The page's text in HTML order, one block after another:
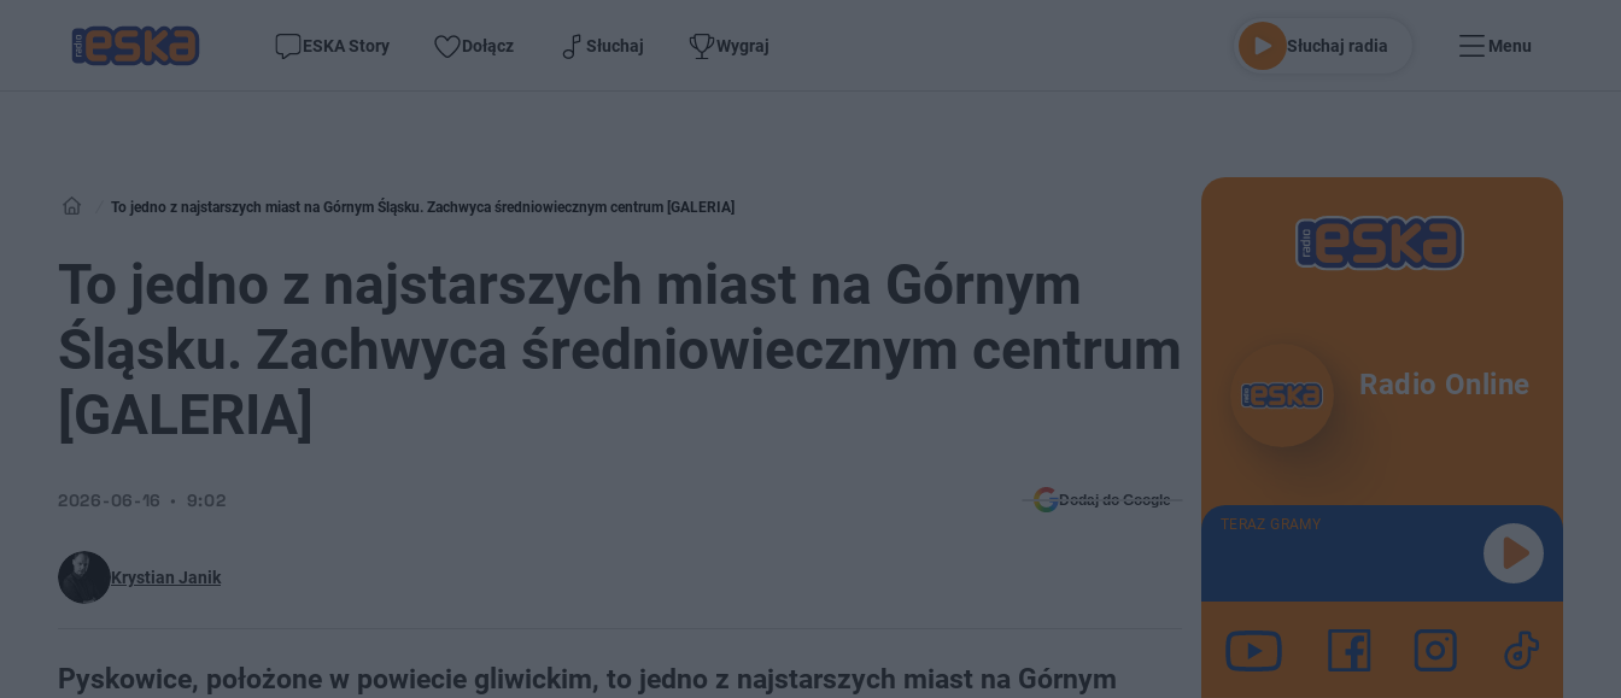
ESKA Story Dołącz Słuchaj Wygraj Słuchaj radia Menu
To jedno z najstarszych miast na Górnym Śląsku. Zachwyca średniowiecznym centrum [GALERIA]
To jedno z najstarszych miast na Górnym
Śląsku. Zachwyca średniowiecznym centrum
[GALERIA]
Krystian Janik
2026-06-16 9:02 Dodaj do Google
Pyskowice, położone w powiecie gliwickim, to jedno z najstarszych miast na Górnym
Radio Online
TERAZ GRAMY